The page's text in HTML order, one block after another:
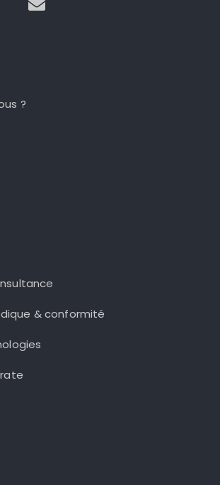
?
& conformité